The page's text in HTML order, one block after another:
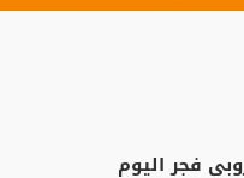
فجر اليوم